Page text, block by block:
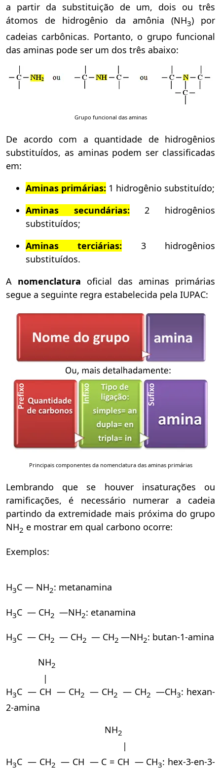
a partir da substituição de um, dois ou três
átomos de hidrogênio da amônia (NH3) por
cadeias carbônicas. Portanto, o grupo funcional
das aminas pode ser um dos três abaixo:
Grupo funcional das aminas
De acordo com a quantidade de hidrogênios
substituídos, as aminas podem ser classificadas
em:
Aminas primárias: 1 hidrogênio substituído;
Aminas secundárias: 2 hidrogênios
substituídos;
Aminas terciárias: 3 hidrogênios
substituídos.
A nomenclatura oficial das aminas primárias
segue a seguinte regra estabelecida pela IUPAC:
Principais componentes da nomenclatura das aminas primárias
Lembrando que se houver insaturações ou
ramificações, é necessário numerar a cadeia
partindo da extremidade mais próxima do grupo
NH­2 e mostrar em qual carbono ocorre:
Exemplos:
H3C — NH2: metanamina
H3C — CH2 —NH2: etanamina
H3C — CH2 — CH2 — CH2 —NH2: butan-1-amina
NH2
|
H3C — CH — CH2 — CH2 — CH2 —CH3: hexan-
2-amina
NH2
|
H3C — CH2 — CH — C = CH — CH3: hex-3-en-3-